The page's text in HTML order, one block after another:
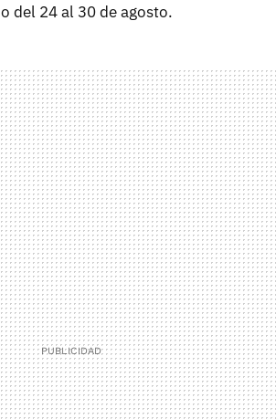
del 24 al 30 de agosto.